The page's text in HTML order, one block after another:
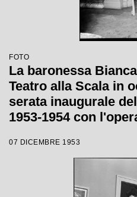
FOTO
La baronessa
Teatro alla Scala in
serata inaugurale
1953-1954 con
Giulini, con la regia
07 DICEMBRE 1953